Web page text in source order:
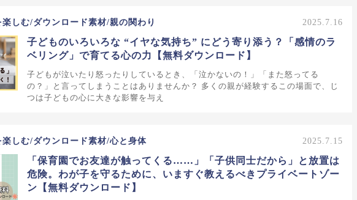
しむ/ダウンロード素材/親の関わり 2025.7.16
子どものいろいろな “イヤな気持ち” にどう寄り添う？「感情のラ
ベリング」で育てる心の力【無料ダウンロード】
子どもが泣いたり怒ったりしているとき、「泣かないの！」「また怒ってる
の？」と言ってしまうことはありませんか？ 多くの親が経験するこの場面で、じ
つは子どもの心に大きな影響を与え
しむ/ダウンロード素材/心と身体 2025.7.15
「保育園でお友達が触ってくる……」「子供同士だから」と放置は
危険。わが子を守るために、いますぐ教えるべきプライベートゾー
ン【無料ダウンロード】